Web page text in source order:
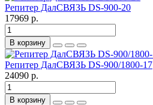
Репитер ДалСВЯЗЬ DS-900-20
17969 р.
В корзину
Репитер ДалСВЯЗЬ DS-900/1800-17
24090 р.
В корзину